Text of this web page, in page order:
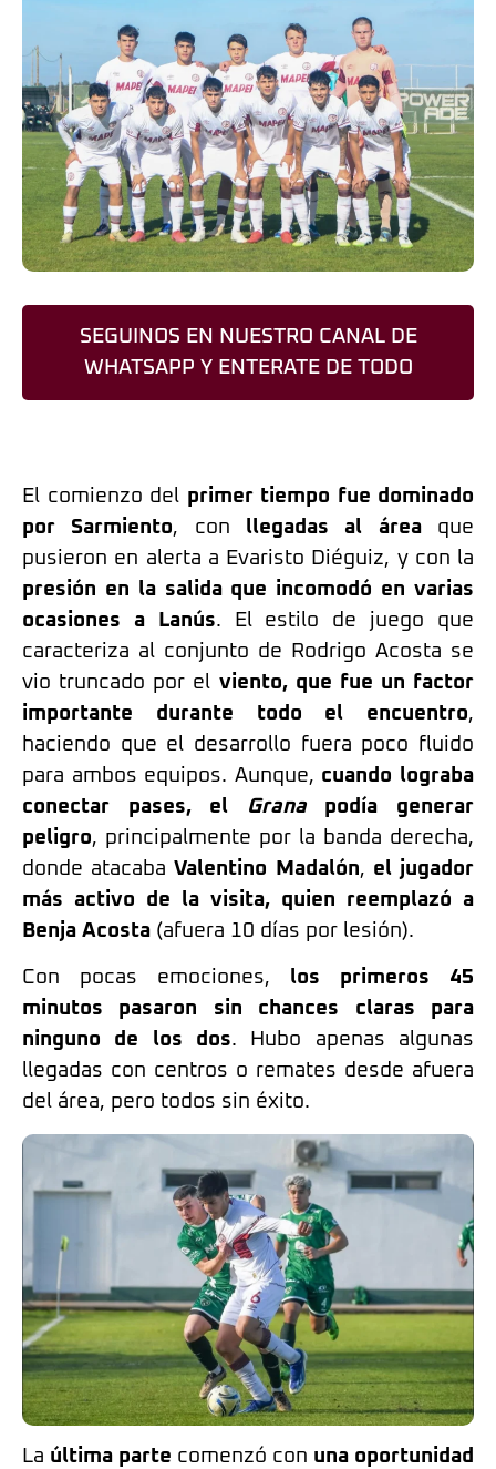
SEGUINOS EN NUESTRO CANAL DE
WHATSAPP Y ENTERATE DE TODO
El comienzo del primer tiempo fue dominado
por Sarmiento, con llegadas al áreaque
pusieron en alerta a Evaristo Diéguiz, y con la
presión en la salida que incomodó en varias
ocasiones a Lanús. El estilo de juego que
caracteriza al conjunto de Rodrigo Acosta se
vio truncado por el viento, que fue un factor
importante durante todo el encuentro,
haciendo que el desarrollo fuera poco fluido
para ambos equipos. Aunque, cuando lograba
conectar pases, el
Granapodía generar
peligro, principalmente por la banda derecha,
donde atacaba Valentino Madalón, el jugador
más activo de la visita, quien reemplazó a
Benja Acosta (afuera 10 días por lesión).
Con pocas emociones, los primeros 45
minutos pasaron sin chances claras para
ninguno de los dos. Hubo apenas algunas
llegadas con centros o remates desde afuera
del área, pero todos sin éxito.
La última parte comenzó con una oportunidad